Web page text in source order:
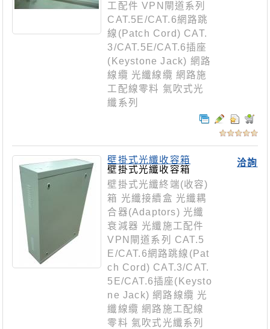
工配件 VPN閘道系列
CAT.5E/CAT.6網路跳
線(Patch Cord) CAT.
3/CAT.5E/CAT.6插座
(Keystone Jack) 網路
線纜 光纖線纜 網路施
工配線零料 氣吹式光
纖系列
洽詢
壁掛式光纖收容箱
壁掛式光纖收容箱
壁掛式光纖終端(收容)
箱 光纖接續盒 光纖耦
合器(Adaptors) 光纖
衰減器 光纖施工配件
VPN閘道系列 CAT.5
E/CAT.6網路跳線(Pat
ch Cord) CAT.3/CAT.
5E/CAT.6插座(Keysto
ne Jack) 網路線纜 光
纖線纜 網路施工配線
零料 氣吹式光纖系列